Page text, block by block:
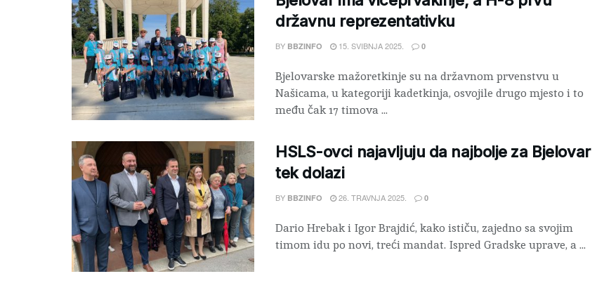
državnu reprezentativku
BY BBZINFO 15. SVIBNJA 2025. 0
Bjelovarske mažoretkinje su na državnom prvenstvu u
Našicama, u kategoriji kadetkinja, osvojile drugo mjesto i to
među čak 17 timova ...
HSLS-ovci najavljuju da najbolje za Bjelovar
tek dolazi
BY BBZINFO 26. TRAVNJA 2025. 0
Dario Hrebak i Igor Brajdić, kako ističu, zajedno sa svojim
timom idu po novi, treći mandat. Ispred Gradske uprave, a ...